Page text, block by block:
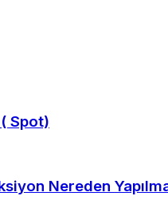
Spot)
Nereden